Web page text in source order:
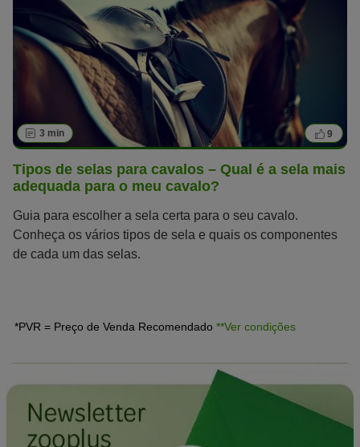
3 min 9
Tipos de selas para cavalos – Qual é a sela mais
adequada para o meu cavalo?
Guia para escolher a sela certa para o seu cavalo.
Conheça os vários tipos de sela e quais os componentes
de cada um das selas.
*PVR = Preço de Venda Recomendado **Ver condições